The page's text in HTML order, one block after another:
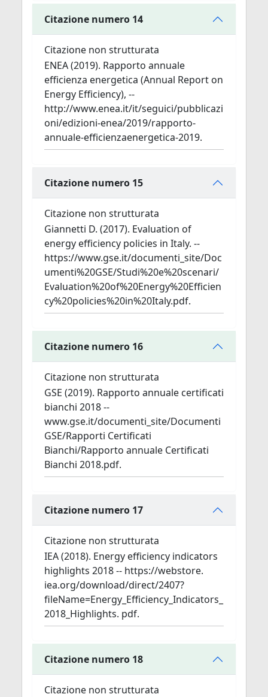
Citazione numero 14
Citazione non strutturata
ENEA (2019). Rapporto annuale
efficienza energetica (Annual Report on
Energy Efficiency), --
http://www.enea.it/it/seguici/pubblicazi
oni/edizioni-enea/2019/rapporto-
annuale-efficienzaenergetica-2019.
Citazione numero 15
Citazione non strutturata
Giannetti D. (2017). Evaluation of
energy efficiency policies in Italy. --
https://www.gse.it/documenti_site/Doc
umenti%20GSE/Studi%20e%20scenari/
Evaluation%20of%20Energy%20Efficien
cy%20policies%20in%20Italy.pdf.
Citazione numero 16
Citazione non strutturata
GSE (2019). Rapporto annuale certificati
bianchi 2018 --
www.gse.it/documenti_site/Documenti
GSE/Rapporti Certificati
Bianchi/Rapporto annuale Certificati
Bianchi 2018.pdf.
Citazione numero 17
Citazione non strutturata
IEA (2018). Energy efficiency indicators
highlights 2018 -- https://webstore.
iea.org/download/direct/2407?
fileName=Energy_Efficiency_Indicators_
2018_Highlights. pdf.
Citazione numero 18
Citazione non strutturata